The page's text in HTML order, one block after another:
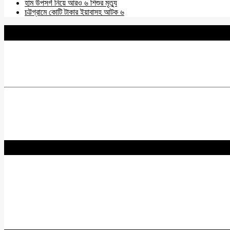
হাম উপসর্গ নিয়ে আরও ৬ শিশুর মৃত্যু
চট্টগ্রামে কোটি টাকার ইয়াবাসহ আটক ৬